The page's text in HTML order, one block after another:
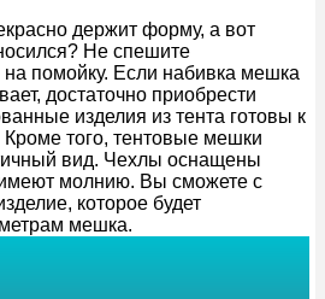
держит форму, а вот
Не спешите
помойку. Если набивка мешка
достаточно приобрести
изделия из тента готовы к
того, тентовые мешки
вид. Чехлы оснащены
молнию. Вы сможете с
которое будет
мешка.